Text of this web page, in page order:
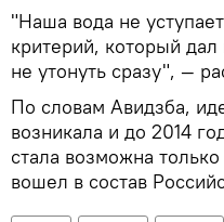
"Наша вода не
критерий, который
не утонуть сразу", —
По словам Авидзба,
возникала и до 2014
стала возможна
вошел в состав